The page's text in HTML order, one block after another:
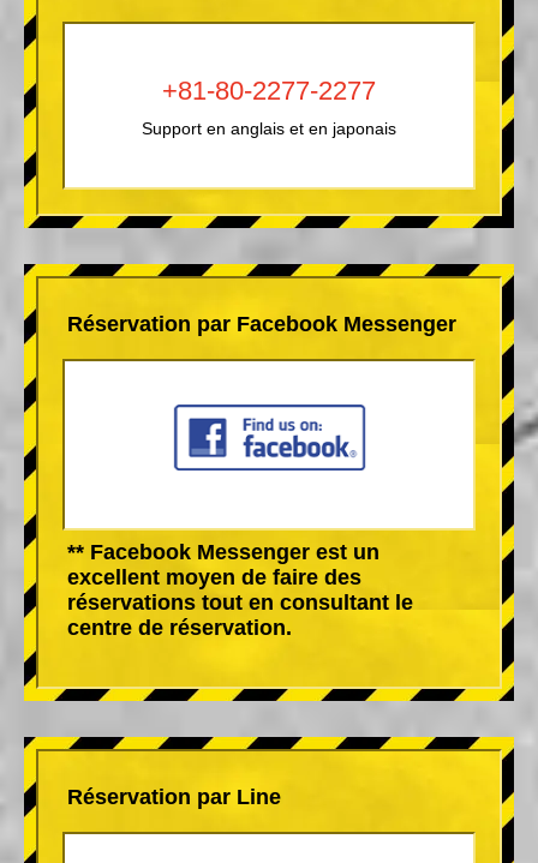
+81-80-2277-2277
Support en anglais et en japonais
Réservation par Facebook Messenger
** Facebook Messenger est un
excellent moyen de faire des
réservations tout en consultant le
centre de réservation.
Réservation par Line